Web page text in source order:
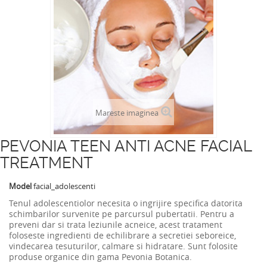
Mareste imaginea
PEVONIA TEEN ANTI ACNE FACIAL
TREATMENT
Modelfacial_adolescenti
Tenul adolescentiolor necesita o ingrijire specifica datorita
schimbarilor survenite pe parcursul pubertatii. Pentru a
preveni dar si trata leziunile acneice, acest tratament
foloseste ingredienti de echilibrare a secretiei seboreice,
vindecarea tesuturilor, calmare si hidratare. Sunt folosite
produse organice din gama Pevonia Botanica.